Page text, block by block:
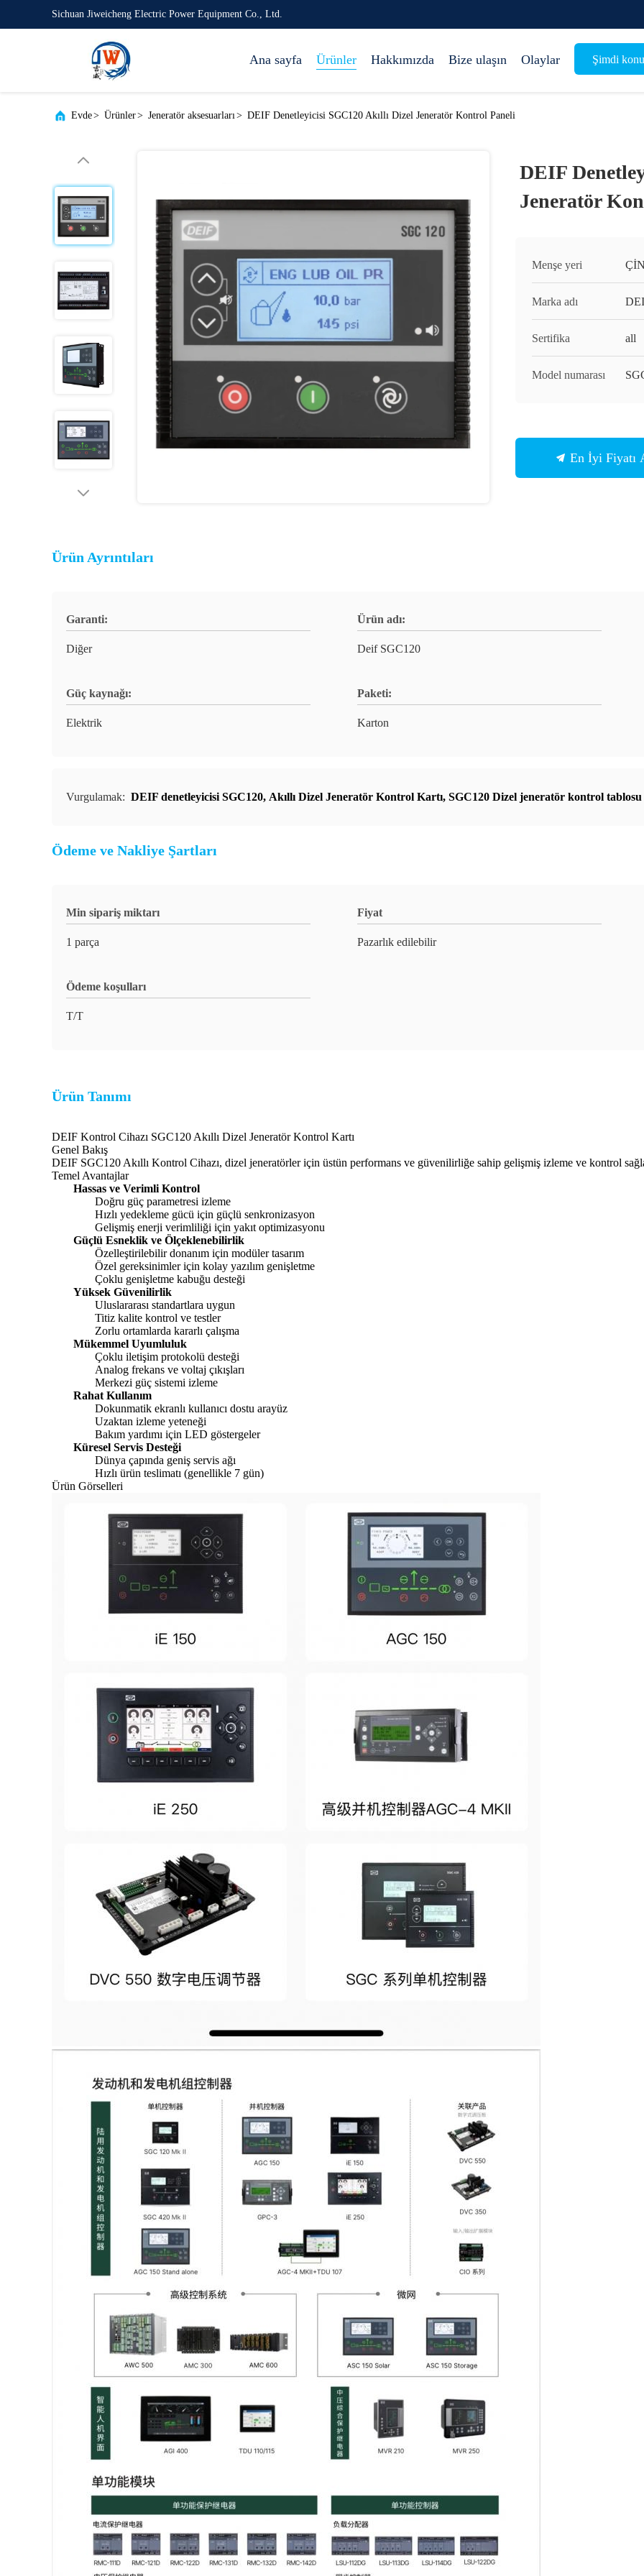
Sichuan Jiweicheng Electric Power Equipment Co., Ltd.
Ana sayfa Ürünler Hakkımızda Bize ulaşın Olaylar Şimdi
Evde> Ürünler> Jeneratör aksesuarları> DEIF Denetleyicisi SGC120 Akıllı Dizel Jeneratör Kontrol Paneli
DEIF
Jeneratör
Menşe yeri
Marka adı
Sertifika all
Model numarası
En İyi Fiyatı
Ürün Ayrıntıları
Garanti:
Diğer
Ürün adı:
Deif SGC120
Güç kaynağı:
Elektrik
Paketi:
Karton
Vurgulamak: DEIF denetleyicisi SGC120, Akıllı Dizel Jeneratör Kontrol Kartı, SGC120 Dizel jeneratör kontrol tablosu
Ödeme ve Nakliye Şartları
Min sipariş miktarı
1 parça
Fiyat
Pazarlık edilebilir
Ödeme koşulları
T/T
Ürün Tanımı
DEIF Kontrol Cihazı SGC120 Akıllı Dizel Jeneratör Kontrol Kartı
Genel Bakış
DEIF SGC120 Akıllı Kontrol Cihazı, dizel jeneratörler için üstün performans ve güvenilirliğe sahip gelişmiş izleme ve kontrol
Temel Avantajlar
Hassas ve Verimli Kontrol
Doğru güç parametresi izleme
Hızlı yedekleme gücü için güçlü senkronizasyon
Gelişmiş enerji verimliliği için yakıt optimizasyonu
Güçlü Esneklik ve Ölçeklenebilirlik
Özelleştirilebilir donanım için modüler tasarım
Özel gereksinimler için kolay yazılım genişletme
Çoklu genişletme kabuğu desteği
Yüksek Güvenilirlik
Uluslararası standartlara uygun
Titiz kalite kontrol ve testler
Zorlu ortamlarda kararlı çalışma
Mükemmel Uyumluluk
Çoklu iletişim protokolü desteği
Analog frekans ve voltaj çıkışları
Merkezi güç sistemi izleme
Rahat Kullanım
Dokunmatik ekranlı kullanıcı dostu arayüz
Uzaktan izleme yeteneği
Bakım yardımı için LED göstergeler
Küresel Servis Desteği
Dünya çapında geniş servis ağı
Hızlı ürün teslimatı (genellikle 7 gün)
Ürün Görselleri